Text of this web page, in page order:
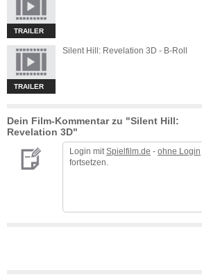
TRAILER
TRAILER
Silent Hill: Revelation 3D - B-Roll
Dein Film-Kommentar zu "Silent Hill:
Revelation 3D"
Login mit Spielfilm.de - ohne Login
fortsetzen.